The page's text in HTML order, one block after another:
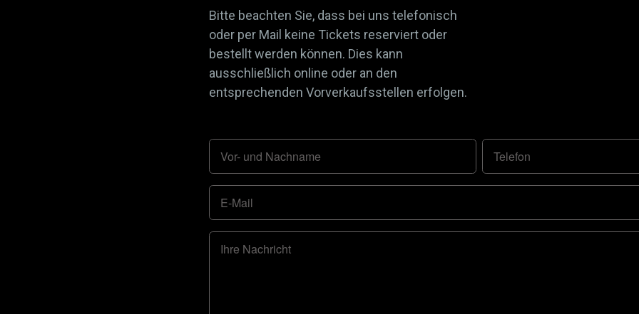
Bitte beachten Sie, dass bei uns telefonisch
oder per Mail keine Tickets reserviert oder
bestellt werden können. Dies kann
ausschließlich online oder an den
entsprechenden Vorverkaufsstellen erfolgen.
Vor- und Nachname Telefon
E-Mail
Ihre Nachricht